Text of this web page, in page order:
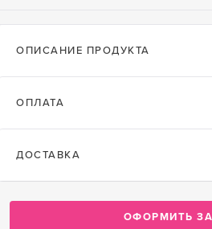
ОПИСАНИЕ ПРОДУКТА
ОПЛАТА
ДОСТАВКА
ОФОРМИТЬ